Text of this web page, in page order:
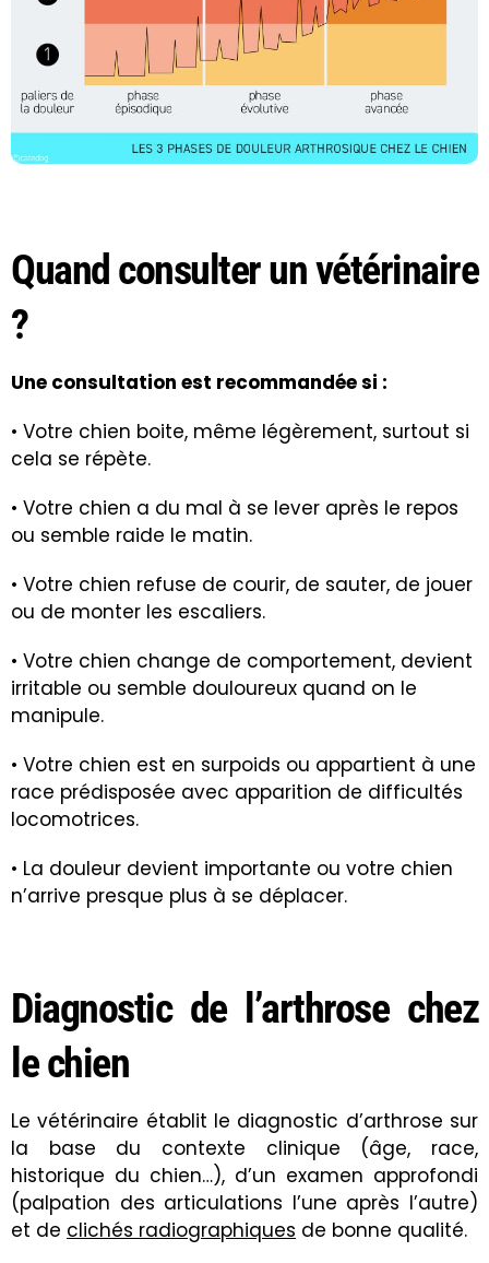
Quand consulter un vétérinaire
?
Une consultation est recommandée si :
• Votre chien boite, même légèrement, surtout si
cela se répète.
• Votre chien a du mal à se lever après le repos
ou semble raide le matin.
• Votre chien refuse de courir, de sauter, de jouer
ou de monter les escaliers.
• Votre chien change de comportement, devient
irritable ou semble douloureux quand on le
manipule.
• Votre chien est en surpoids ou appartient à une
race prédisposée avec apparition de difficultés
locomotrices.
• La douleur devient importante ou votre chien
n’arrive presque plus à se déplacer.
Diagnostic de l’arthrose chez
le chien
Le vétérinaire établit le diagnostic d’arthrose sur
la base du contexte clinique (âge, race,
historique du chien…), d’un examen approfondi
(palpation des articulations l’une après l’autre)
et de clichés radiographiques de bonne qualité.